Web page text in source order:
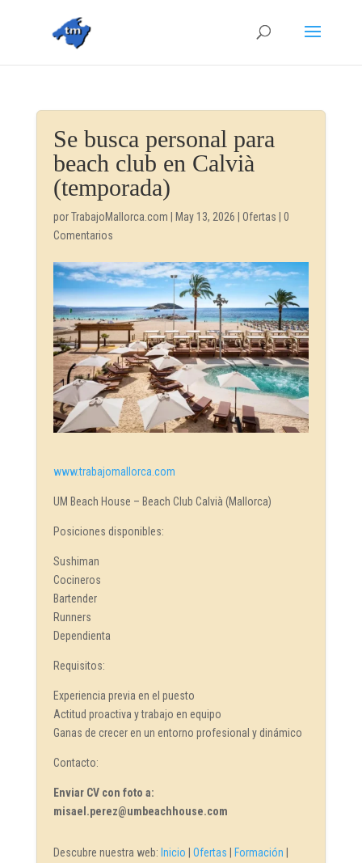
Se busca personal para
beach club en Calvià
(temporada)
porTrabajoMallorca.com May 13, 2026 Ofertas
0
Comentarios
www.trabajomallorca.com
UM Beach House – Beach Club Calvià (Mallorca)
Posiciones disponibles:
Sushiman
Cocineros
Bartender
Runners
Dependienta
Requisitos:
Experiencia previa en el puesto
Actitud proactiva y trabajo en equipo
Ganas de crecer en un entorno profesional y dinámico
Contacto:
Enviar CV con foto a:
misael.perez@umbeachhouse.com
Descubre nuestra web: Inicio Ofertas Formación